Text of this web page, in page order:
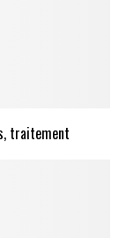
traitement